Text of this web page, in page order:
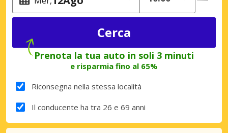
Prenota la tua auto in soli 3 minuti
e risparmia fino al 65%
Riconsegna nella stessa località
Il conducente ha tra 26 e 69 anni